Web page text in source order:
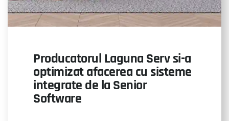
Producatorul Laguna Serv si-a
optimizat afacerea cu sisteme
integrate de la Senior
Software